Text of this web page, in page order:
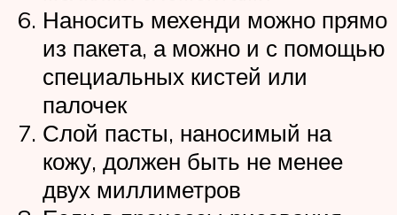
Наносить мехенди можно прямо
из пакета, а можно и с помощью
специальных кистей или
палочек
Слой пасты, наносимый на
кожу, должен быть не менее
двух миллиметров